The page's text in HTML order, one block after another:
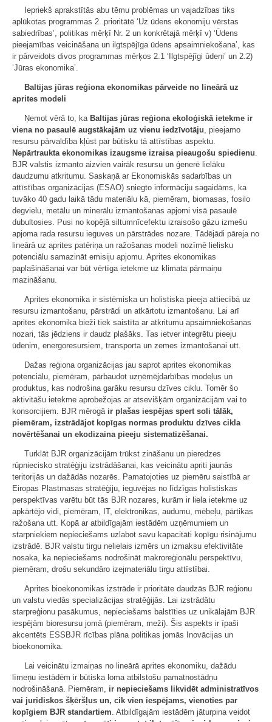
Iepriekš aprakstītās abu tēmu problēmas un vajadzības tiks
aplūkotas programmas 2. prioritātē ‘Uz ūdens ekonomiju vērstas
sabiedrības’, politikas mērķī Nr. 2 un konkrētajā mērķī v) ‘Ūdens
pieejamības veicināšana un ilgtspējīga ūdens apsaimniekošana’, kas
ir pārveidots divos programmas mērķos 2.1 ‘Ilgtspējīgi ūdeņi’ un 2.2)
‘Jūras ekonomika’.
Baltijas jūras reģiona ekonomikas pārveide no lineārā uz
aprites modeli
Ņemot vērā to, ka Baltijas jūras reģiona ekoloģiskā ietekme ir
viena no pasaulē augstākajām uz vienu iedzīvotāju, pieejamo
resursu pārvaldība kļūst par būtisku tā attīstības aspektu.
Nepārtraukta ekonomikas izaugsme izraisa pieaugošu spiedienu.
BJR valstis izmanto aizvien vairāk resursu un ģenerē lielāku
daudzumu atkritumu. Saskaņā ar Ekonomiskās sadarbības un
attīstības organizācijas (ESAO) sniegto informāciju sagaidāms, ka
tuvāko 40 gadu laikā tādu materiālu kā, piemēram, biomasas, fosilo
degvielu, metālu un minerālu izmantošanas apjomi visā pasaulē
dubultosies. Pusi no kopējā siltumnīcefektu izraisošo gāzu izmešu
apjoma rada resursu ieguves un pārstrādes nozare. Tādējādi pāreja no
lineārā uz aprites patēriņa un ražošanas modeli nozīmē lielisku
potenciālu samazināt emisiju apjomu. Aprites ekonomikas
paplašināšanai var būt vērtīga ietekme uz klimata pārmaiņu
mazināšanu.
Aprites ekonomika ir sistēmiska un holistiska pieeja attiecībā uz
resursu izmantošanu, pārstrādi un atkārtotu izmantošanu. Lai arī
aprites ekonomika bieži tiek saistīta ar atkritumu apsaimniekošanas
nozari, tās jēdziens ir daudz plašāks. Tas ietver integrētu pieeju
ūdenim, energoresursiem, transporta un zemes izmantošanai utt.
Dažas reģiona organizācijas jau saprot aprites ekonomikas
potenciālu, piemēram, pārbaudot uzņēmējdarbības modeļus un
produktus, kas nodrošina garāku resursu dzīves ciklu. Tomēr šo
aktivitāšu ietekme aprobežojas ar atsevišķām organizācijām vai to
konsorcijiem. BJR mērogā ir plašas iespējas spert soli tālāk,
piemēram, izstrādājot kopīgas normas produktu dzīves cikla
novērtēšanai un ekodizaina pieeju sistematizēšanai.
Turklāt BJR organizācijām trūkst zināšanu un pieredzes
rūpniecisko stratēģiju izstrādāšanai, kas veicinātu apriti jaunās
teritorijās un dažādās nozarēs. Pamatojoties uz piemēru saistībā ar
Eiropas Plastmasas stratēģiju, ieguvējas no līdzīgas holistiskas
perspektīvas varētu būt tās BJR nozares, kurām ir liela ietekme uz
apkārtējo vidi, piemēram, IT, elektronikas, audumu, mēbeļu, pārtikas
ražošana utt. Kopā ar atbildīgajām iestādēm uzņēmumiem un
starpniekiem nepieciešams uzlabot savu kapacitāti kopīgu risinājumu
izstrādē. BJR valstu tirgu nelielais izmērs un izmaksu efektivitāte
nosaka, ka nepieciešams nodrošināt makroreģionālu perspektīvu,
piemēram, drošu sekundāro izejmateriālu tirgu attīstībai.
Aprites bioekonomikas izstrāde ir prioritāte daudzās BJR reģionu
un valstu viedās specializācijas stratēģijās. Lai izstrādātu
starpreģionu pasākumus, nepieciešams balstīties uz unikālajām BJR
iespējām bioresursu jomā (piemēram, meži). Šis aspekts ir īpaši
akcentēts ESSBJR rīcības plāna politikas jomās Inovācijas un
bioekonomika.
Lai veicinātu izmaiņas no lineārā aprites ekonomiku, dažādu
līmeņu iestādēm ir būtiska loma atbilstošu pamatnostādņu
nodrošināšanā. Piemēram, ir nepieciešams likvidēt administratīvos
vai juridiskos šķēršļus un, cik vien iespējams, vienoties par
kopīgiem BJR standartiem. Atbildīgajām iestādēm jāturpina veidot